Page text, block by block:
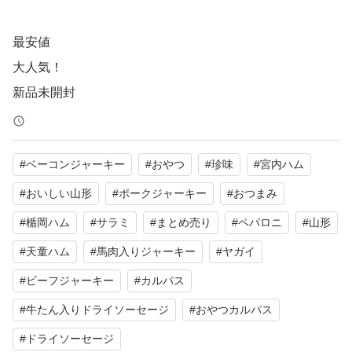
最安値
大人気！
新品未開封
おいしい山形 山形の味
頭付きドライソーセージ
カルパス
サラミ
消費量日本一の山形県
その山形県で昭和46年創業の老舗メーカーが製造。
宮内ハム
ジューシーな味わいが特徴
素材の旨みを存分に引き立てるため
味付けは最小限！
#ベーコンジャーキー #おやつ #珍味 #宮内ハム
#おいしい山形 #ポークジャーキー #おつまみ
#楯岡ハム #サラミ #まとめ売り #ペパロニ #山形
#天童ハム #馬肉入りジャーキー #ヤガイ
#ビーフジャーキー #カルパス
#牛たん入りドライソーセージ #おやつカルパス
# ドライソーセージ